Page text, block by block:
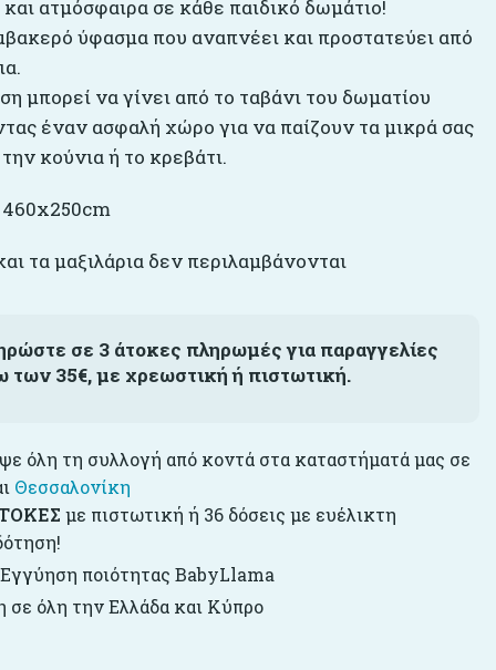
ατμόσφαιρα σε κάθε παιδικό δωμάτιο!
ύφασμα που αναπνέει και προστατεύει από
μπορεί να γίνει από το ταβάνι του δωματίου
έναν ασφαλή χώρο για να παίζουν τα μικρά σας
κούνια ή το κρεβάτι.
460x250cm
τα μαξιλάρια δεν περιλαμβάνονται
σε 3 άτοκες πληρωμές για παραγγελίες
των 35€, με χρεωστική ή πιστωτική.
όλη τη συλλογή από κοντά στα καταστήματά μας σε
Θεσσαλονίκη
με πιστωτική ή 36 δόσεις με ευέλικτη
ποιότητας BabyLlama
σε όλη την Ελλάδα και Κύπρο